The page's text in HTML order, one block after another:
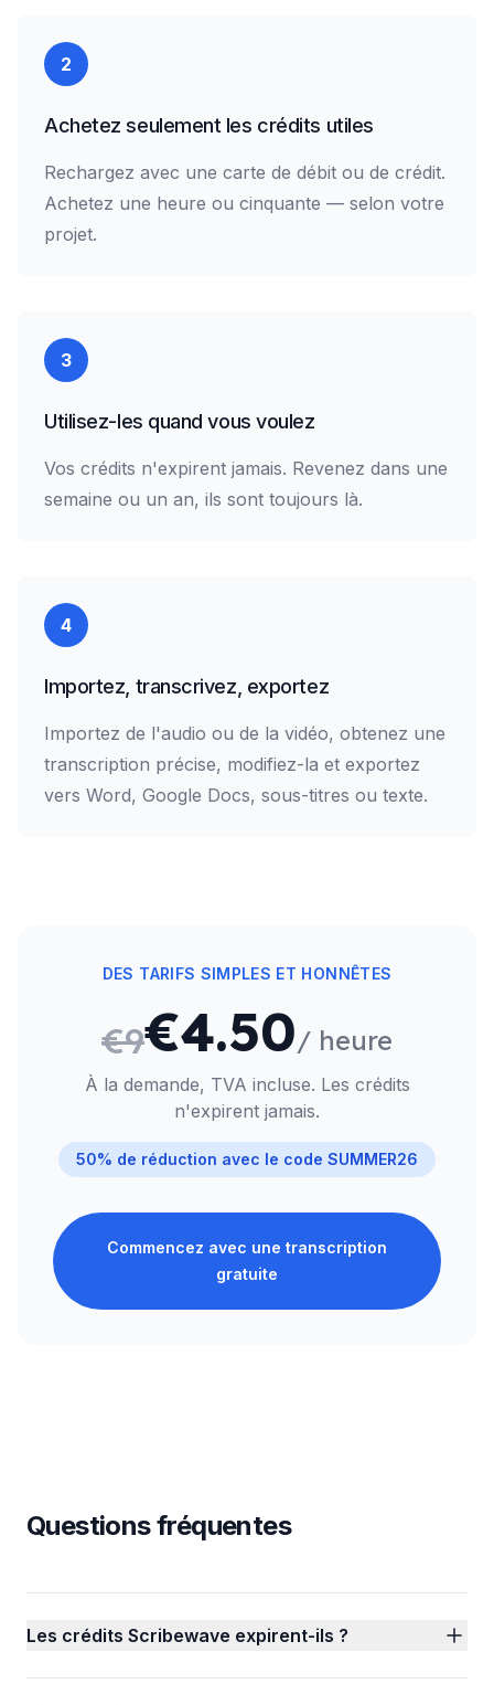
2
Achetez seulement les crédits utiles
Rechargez avec une carte de débit ou de crédit.
Achetez une heure ou cinquante — selon votre
projet.
3
Utilisez-les quand vous voulez
Vos crédits n'expirent jamais. Revenez dans une
semaine ou un an, ils sont toujours là.
4
Importez, transcrivez, exportez
Importez de l'audio ou de la vidéo, obtenez une
transcription précise, modifiez-la et exportez
vers Word, Google Docs, sous-titres ou texte.
DES TARIFS SIMPLES ET HONNÊTES
€9€4.50/ heure
À la demande, TVA incluse. Les crédits
n'expirent jamais.
50% de réduction avec le code SUMMER26
Commencez avec une transcription
gratuite
Questions fréquentes
Les crédits Scribewave expirent-ils ?